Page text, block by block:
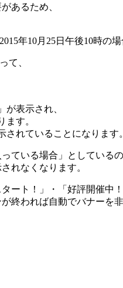
あるため、
年10月25日午後10時の場
て、
が表示され、
ます。
されていることになります。
ている場合」としているの
れなくなります。
ート！」・「好評開催中
終われば自動でバナーを